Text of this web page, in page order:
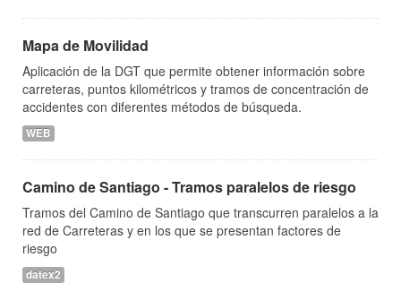
Mapa de Movilidad
Aplicación de la DGT que permite obtener información sobre
carreteras, puntos kilométricos y tramos de concentración de
accidentes con diferentes métodos de búsqueda.
WEB
Camino de Santiago - Tramos paralelos de riesgo
Tramos del Camino de Santiago que transcurren paralelos a la
red de Carreteras y en los que se presentan factores de
riesgo
datex2